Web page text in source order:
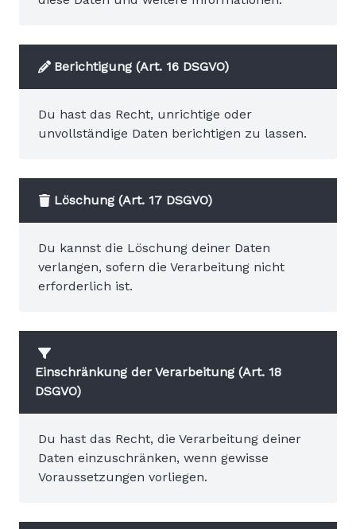
Berichtigung (Art. 16 DSGVO)
Du hast das Recht, unrichtige oder
unvollständige Daten berichtigen zu lassen.
Löschung (Art. 17 DSGVO)
Du kannst die Löschung deiner Daten
verlangen, sofern die Verarbeitung nicht
erforderlich ist.
Einschränkung der Verarbeitung (Art. 18
DSGVO)
Du hast das Recht, die Verarbeitung deiner
Daten einzuschränken, wenn gewisse
Voraussetzungen vorliegen.